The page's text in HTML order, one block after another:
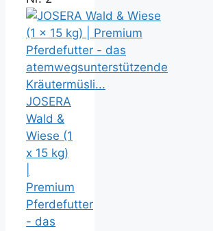
JOSERA
Wald &
Wiese (1
x 15 kg)
Premium
Pferdefutter
- das